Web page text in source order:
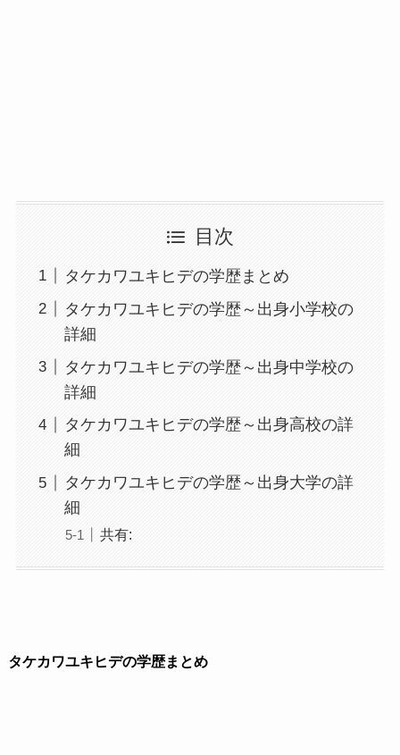
目次
タケカワユキヒデの学歴まとめ
タケカワユキヒデの学歴～出身小学校の
詳細
タケカワユキヒデの学歴～出身中学校の
詳細
タケカワユキヒデの学歴～出身高校の詳
細
タケカワユキヒデの学歴～出身大学の詳
細
共有:
タケカワユキヒデの学歴まとめ